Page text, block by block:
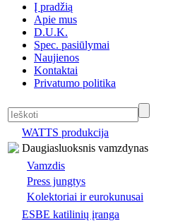
Į pradžią
Apie mus
D.U.K.
Spec. pasiūlymai
Naujienos
Kontaktai
Privatumo politika
WATTS produkcija
Daugiasluoksnis vamzdynas
Vamzdis
Press jungtys
Kolektoriai ir eurokunusai
ESBE katilinių įranga